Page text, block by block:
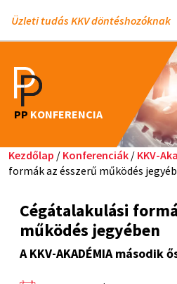
Üzleti tudás KKV döntéshozóknak
PP KONFERENCIA
Kezdőlap / Konferenciák / KKV-
formák az ésszerű működés
Cégátalakulási
működés jegyében
A KKV-AKADÉMIA második